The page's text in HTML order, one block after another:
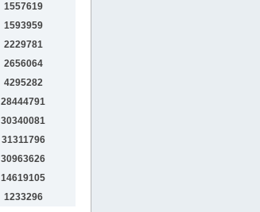
1557619
1593959
2229781
2656064
4295282
28444791
30340081
31311796
30963626
14619105
1233296